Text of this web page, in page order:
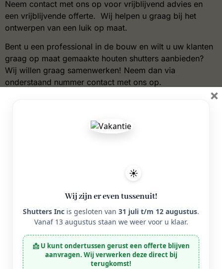
Neem contact met ons op voor vrijblijvend advies en
een vrijblijvende offerte. Wij helpen u graag bij het
ontwerpen van een luik op maat.
Bent u een professional in de bouw en wilt u uw klanten
graag op maat gemaakte houten shutters aanbieden?
Wij willen graag samenwerken! Neem dan via
onderstaand nummer contact met ons op.
info@shuttersinc.nl
☀️
Wij zijn er even tussenuit!
Shutters Inc is gesloten van 31 juli t/m 12 augustus.
Vanaf 13 augustus staan we weer voor u klaar.
📩 U kunt ondertussen gerust een offerte blijven
aanvragen. Wij verwerken deze direct bij
terugkomst!
×